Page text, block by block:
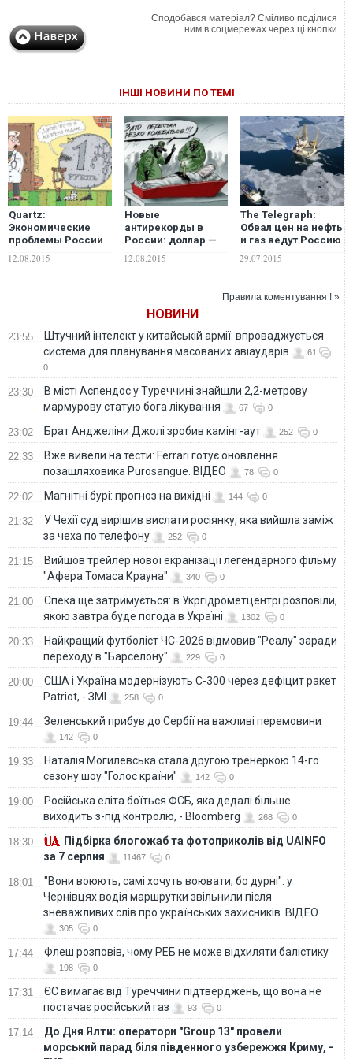
Сподобався матеріал? Сміливо поділися
ним в соцмережах через ці кнопки
ІНШІ НОВИНИ ПО ТЕМІ
Quartz:
Экономические
проблемы России
12.08.2015
Новые
антирекорды в
России: доллар —
12.08.2015
The Telegraph:
Обвал цен на нефть
и газ ведут Россию
краху
29.07.2015
Правила коментування ! »
НОВИНИ
23:55
Штучний інтелект у китайській армії: впроваджується
система для планування масованих авіаударів
61
0
23:30
В місті Аспендос у Туреччині знайшли 2,2-метрову
мармурову статую бога лікування
67 0
23:02 Брат Анджеліни Джолі зробив камінг-аут 252 0
22:33
Вже вивели на тести: Ferrari готує оновлення
позашляховика Purosangue. ВІДЕО
78 0
22:02 Магнітні бурі: прогноз на вихідні 144 0
21:32
У Чехії суд вирішив вислати росіянку, яка вийшла заміж
за чеха по телефону
252 0
21:15
Вийшов трейлер нової екранізації легендарного фільму
"Афера Томаса Крауна"
340 0
21:00
Спека ще затримується: в Укргідрометцентрі розповіли,
якою завтра буде погода в Україні
1302 0
20:33
Найкращий футболіст ЧС-2026 відмовив "Реалу" заради
переходу в "Барселону"
229 0
20:00
США і Україна модернізують С-300 через дефіцит ракет
Patriot, - ЗМІ
258 0
19:44 Зеленський прибув до Сербії на важливі перемовини
142 0
19:33
Наталія Могилевська стала другою тренеркою 14-го
сезону шоу "Голос країни"
142 0
19:00
Російська еліта боїться ФСБ, яка дедалі більше
виходить з-під контролю, - Bloomberg
268 0
18:30
Підбірка блогожаб та фотоприколів від UAINFO
за 7 серпня
11467 0
18:01
"Вони воюють, самі хочуть воювати, бо дурні": у
Чернівцях водія маршрутки звільнили після
зневажливих слів про українських захисників. ВІДЕО
305 0
17:44 Флеш розповів, чому РЕБ не може відхиляти балістику
198 0
17:31
ЄС вимагає від Туреччини підтверджень, що вона не
постачає російський газ
93 0
17:14
До Дня Ялти: оператори "Group 13" провели
морський парад біля південного узбережжя Криму, -